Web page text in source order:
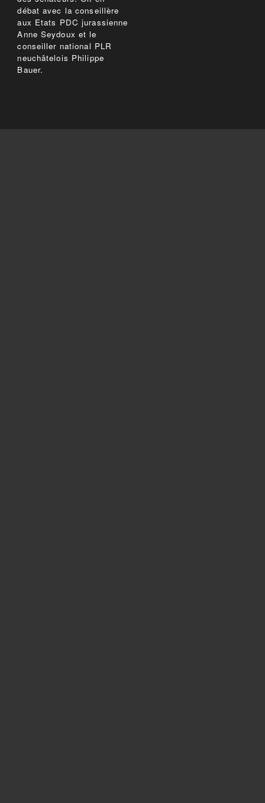
débat avec la conseillère
aux Etats PDC jurassienne
Anne Seydoux et le
conseiller national PLR
neuchâtelois Philippe
Bauer.